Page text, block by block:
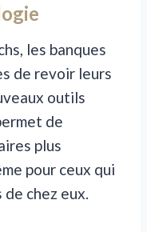
les banques
de revoir leurs
outils
de
plus
pour ceux qui
de chez eux.